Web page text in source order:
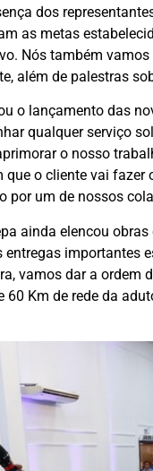
dos
as metas
Nós também
além de palestras
o lançamento das
qualquer serviço
o nosso
que o cliente vai
por um de nossos
ainda elencou
entregas importantes
vamos dar a ordem
Km de rede da